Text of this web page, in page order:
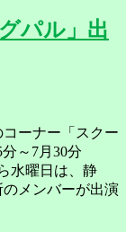
パル」出
ーナー「スクー
～7月30分
水曜日は、静
メンバーが出演